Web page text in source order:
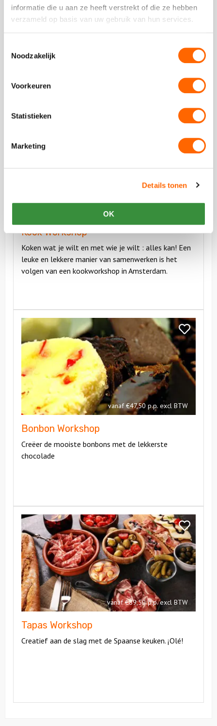
informatie die u aan ze heeft verstrekt of die ze hebben
verzameld op basis van uw gebruik van hun services.
Noodzakelijk
Voorkeuren
Statistieken
Marketing
Details tonen
OK
Plaats een review
Bekijk alle reviews
Vergelijkbare uitjes
Kook
Workshop
vanaf €89,50 p.p. excl BTW
Kook Workshop
Koken wat je wilt en met wie je wilt : alles kan! Een
leuke en lekkere manier van samenwerken is het
volgen van een kookworkshop in Amsterdam.
Bekijk
Workshop
Bekijk
Bonbon
Workshop
vanaf €47,50 p.p. excl BTW
Bonbon Workshop
Creëer de mooiste bonbons met de lekkerste
chocolade
Bekijk
Bonbon
Workshop
Bekijk
Tapas
Workshop
vanaf €89,50 p.p. excl BTW
Tapas Workshop
Creatief aan de slag met de Spaanse keuken. ¡Olé!
Bekijk
Workshop